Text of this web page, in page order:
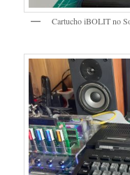
Cartucho iBOLIT no